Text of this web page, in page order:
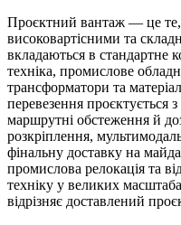
Проєктний вантаж — це те,
високовартісними та
вкладаються в стандартне
техніка, промислове
трансформатори та
перевезення проєктується
маршрутні обстеження й
розкріплення,
фінальну доставку на
промислова релокація та
техніку у великих
відрізняє доставлений